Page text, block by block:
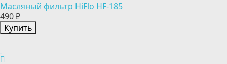
Масляный фильтр HiFlo HF-185
490 ₽
Купить